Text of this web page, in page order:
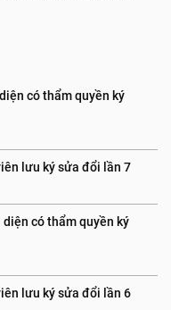
có thẩm quyền ký
lưu ký sửa đổi lần 7
có thẩm quyền ký
lưu ký sửa đổi lần 6